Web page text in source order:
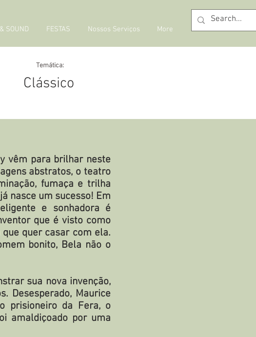
SOUND FESTAS Nossos Serviços More
Temática:
Clássico
vêm para brilhar neste
abstratos, o teatro
fumaça e trilha
nasce um sucesso! Em
e sonhadora é
que é visto como
quer casar com ela.
bonito, Bela não o
sua nova invenção,
Desesperado, Maurice
prisioneiro da Fera, o
amaldiçoado por uma